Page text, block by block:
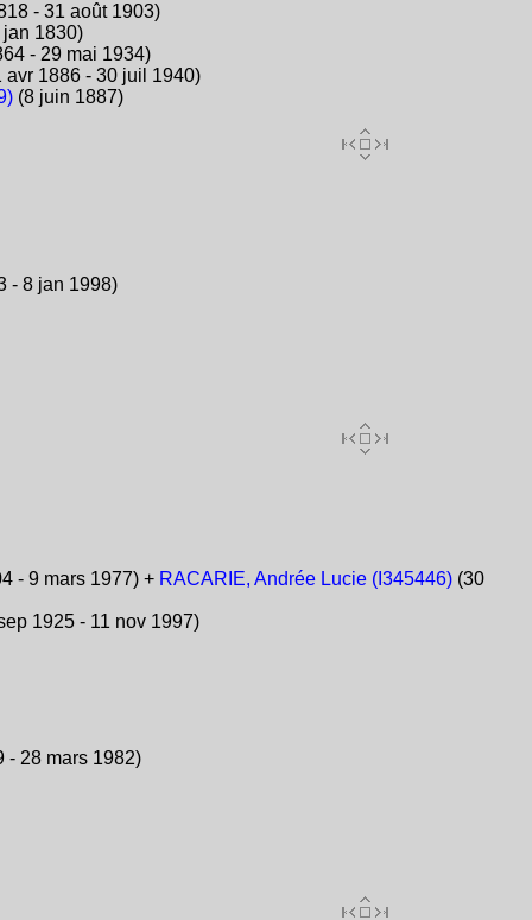
- 31 août 1903)
1830)
- 29 mai 1934)
1886 - 30 juil 1940)
(8 juin 1887)
- 8 jan 1998)
- 9 mars 1977) + RACARIE, Andrée Lucie (I345446)(30
1925 - 11 nov 1997)
- 28 mars 1982)